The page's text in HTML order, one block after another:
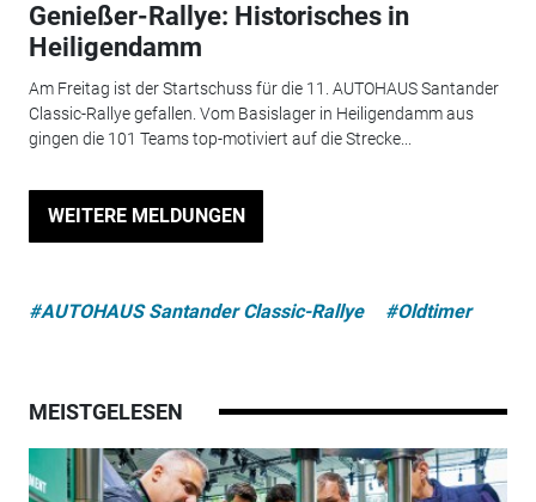
Genießer-Rallye: Historisches in
Heiligendamm
Am Freitag ist der Startschuss für die 11. AUTOHAUS Santander
Classic-Rallye gefallen. Vom Basislager in Heiligendamm aus
gingen die 101 Teams top-motiviert auf die Strecke...
WEITERE MELDUNGEN
#AUTOHAUS Santander Classic-Rallye #Oldtimer
MEISTGELESEN